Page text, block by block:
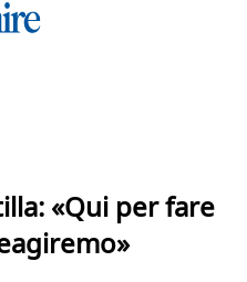
«Qui per fare